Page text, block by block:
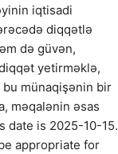
iqtisadi
diqqətlə
də güvən,
yetirməklə,
bu münaqişənin bir
məqalənin əsas
date is 2025-10-15.
appropriate for